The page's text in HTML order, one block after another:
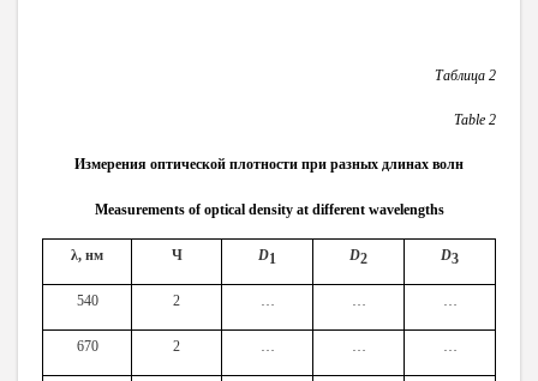
Таблица 2
Table 2
Измерения оптической плотности при разных длинах волн
Measurements of optical density at different wavelengths
λ, нм Ч D1 D2 D3
540 2 … … …
670 2 … … …